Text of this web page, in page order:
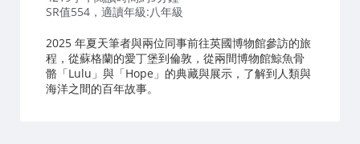
SR值554，適讀年級:八年級
2025 年夏天筆者與兩位同事前往英國博物館參訪的旅
程，從蘇格蘭的愛丁堡到倫敦，從兩間博物館鯨魚骨
骼「Lulu」與「Hope」的典藏與展示，了解到人類與
海洋之間的百年故事。